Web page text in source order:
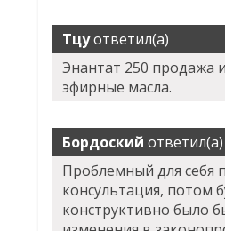
Тцуответил(а)
Энантат 250 продажа
эфирные масла.
Бордоский ответил(а)
Проблемный для себя
консультация, потом
конструктивно было